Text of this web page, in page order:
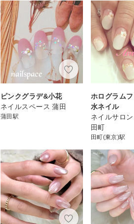
ピンクグラデ&小花
ネイルスペース 蒲田
蒲田駅
ホログラム
水ネイル
ネイルサロン
田町
田町(東京)駅